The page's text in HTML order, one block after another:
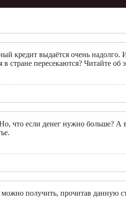
кредит выдаётся очень
пересекаются? Читайте об
что если денег нужно больше?
получить, прочитав данную